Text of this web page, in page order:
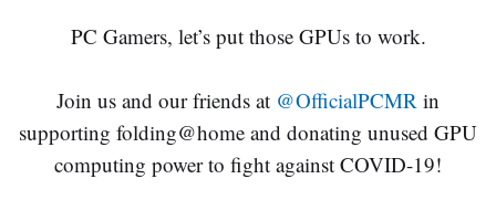
PC Gamers, let’s put those GPUs to work.
Join us and our friends at @OfficialPCMR in
supporting folding@home and donating unused GPU
computing power to fight against COVID-19!